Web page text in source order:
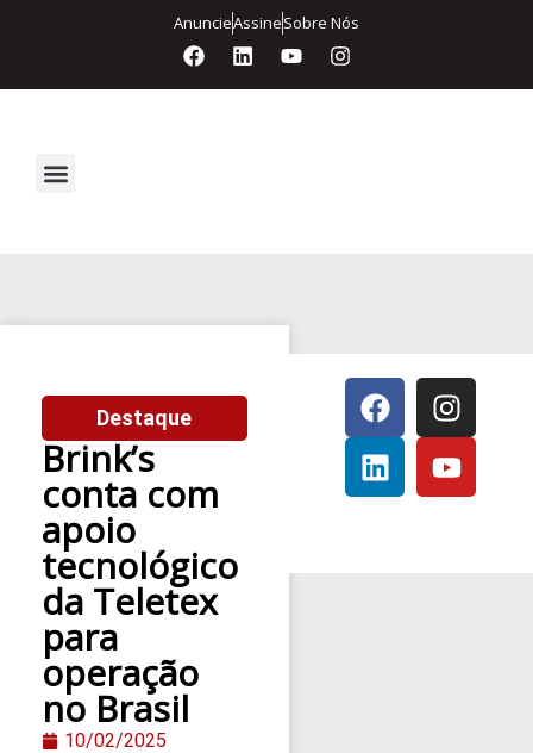
AnuncieAssineSobre Nós
Destaque
Brink’s
conta com
apoio
tecnológico
da Teletex
para
operação
no Brasil
10/02/2025